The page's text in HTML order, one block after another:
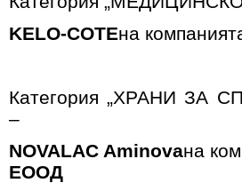
KELO-COTEна
Категория „ХРАНИ ЗА
–
NOVALAC Aminovaна
ЕООД